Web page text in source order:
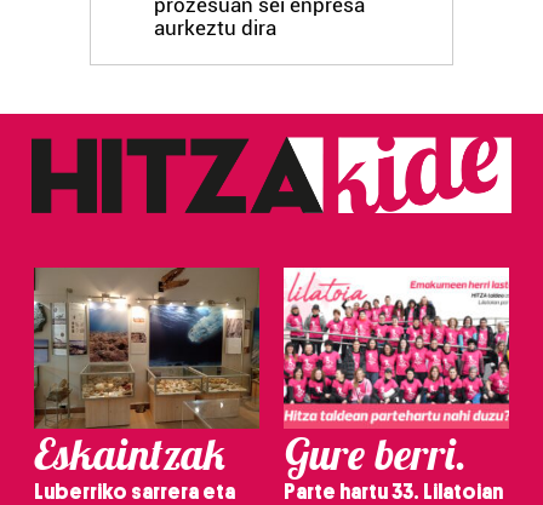
aurkeztu dira
Eskaintzak
Luberriko sarrera eta
Gure berri.
Parte hartu 33. Lilatoian